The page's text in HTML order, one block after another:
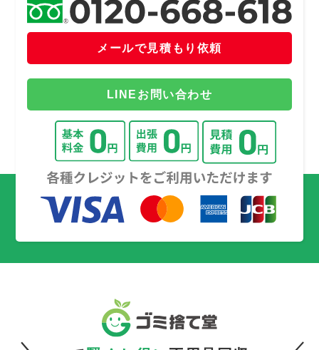
メールで見積もり依頼
LINEお問い合わせ